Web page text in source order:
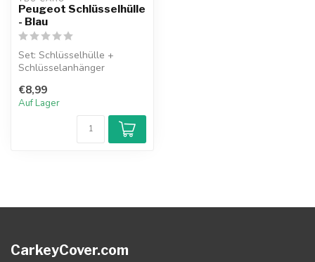
Peugeot Schlüsselhülle
- Blau
Set: Schlüsselhülle +
Schlüsselanhänger
€8,99
Auf Lager
CarkeyCover.com